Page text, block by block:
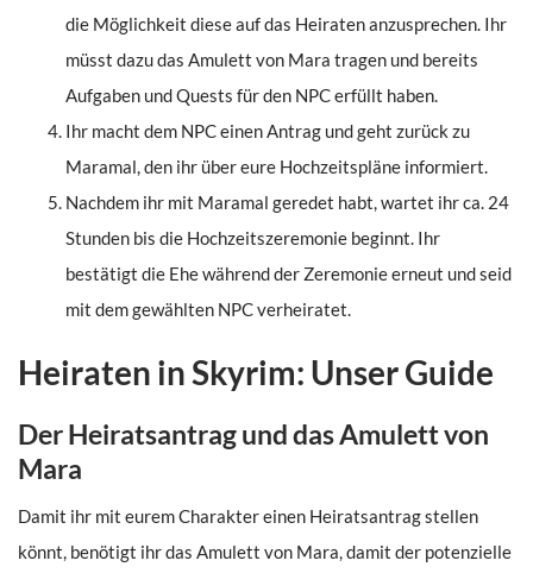
die Möglichkeit diese auf das Heiraten anzusprechen. Ihr
müsst dazu das Amulett von Mara tragen und bereits
Aufgaben und Quests für den NPC erfüllt haben.
Ihr macht dem NPC einen Antrag und geht zurück zu
Maramal, den ihr über eure Hochzeitspläne informiert.
Nachdem ihr mit Maramal geredet habt, wartet ihr ca. 24
Stunden bis die Hochzeitszeremonie beginnt. Ihr
bestätigt die Ehe während der Zeremonie erneut und seid
mit dem gewählten NPC verheiratet.
Heiraten in Skyrim: Unser Guide
Der Heiratsantrag und das Amulett von
Mara
Damit ihr mit eurem Charakter einen Heiratsantrag stellen
könnt, benötigt ihr das Amulett von Mara, damit der potenzielle